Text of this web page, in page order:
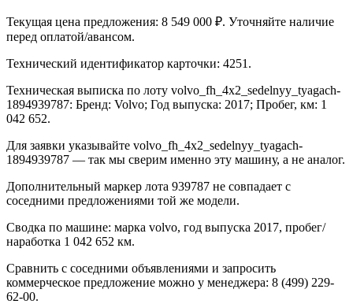
Текущая цена предложения: 8 549 000 ₽. Уточняйте наличие
перед оплатой/авансом.
Технический идентификатор карточки: 4251.
Техническая выписка по лоту volvo_fh_4x2_sedelnyy_tyagach-
1894939787: Бренд: Volvo; Год выпуска: 2017; Пробег, км: 1
042 652.
Для заявки указывайте volvo_fh_4x2_sedelnyy_tyagach-
1894939787 — так мы сверим именно эту машину, а не аналог.
Дополнительный маркер лота 939787 не совпадает с
соседними предложениями той же модели.
Сводка по машине: марка volvo, год выпуска 2017, пробег/
наработка 1 042 652 км.
Сравнить с соседними объявлениями и запросить
коммерческое предложение можно у менеджера: 8 (499) 229-
62-00.